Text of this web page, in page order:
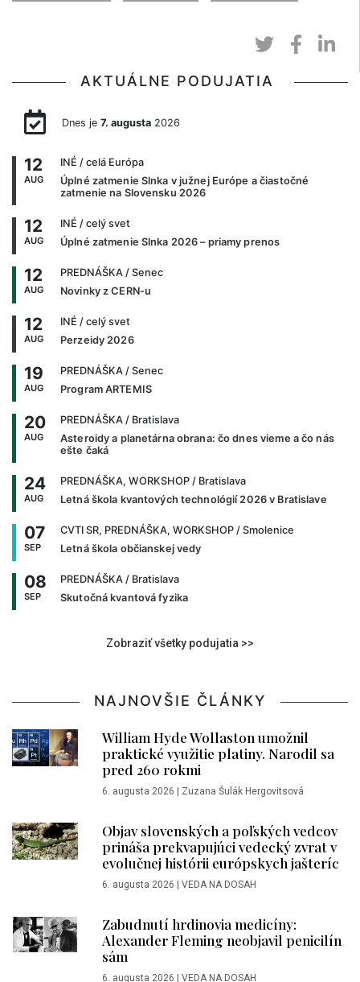
AKTUÁLNE PODUJATIA
Dnes je 7. augusta2026
12
AUG
INÉ / celá Európa
Úplné zatmenie Slnka v južnej Európe a čiastočné
zatmenie na Slovensku 2026
12
AUG
INÉ / celý svet
Úplné zatmenie Slnka 2026 – priamy prenos
12
AUG
PREDNÁŠKA / Senec
Novinky z CERN-u
12
AUG
INÉ / celý svet
Perzeidy 2026
19
AUG
PREDNÁŠKA / Senec
Program ARTEMIS
20
AUG
PREDNÁŠKA / Bratislava
Asteroidy a planetárna obrana: čo dnes vieme a čo nás
ešte čaká
24
AUG
PREDNÁŠKA, WORKSHOP / Bratislava
Letná škola kvantových technológií 2026 v Bratislave
07
SEP
CVTI SR, PREDNÁŠKA, WORKSHOP / Smolenice
Letná škola občianskej vedy
08
SEP
PREDNÁŠKA / Bratislava
Skutočná kvantová fyzika
Zobraziť všetky podujatia >>
NAJNOVŠIE ČLÁNKY
William Hyde Wollaston umožnil
praktické využitie platiny. Narodil sa
pred 260 rokmi
6. augusta 2026 Zuzana Šulák Hergovitsová
Objav slovenských a poľských vedcov
prináša prekvapujúci vedecký zvrat v
evolučnej histórii európskych jašteríc
6. augusta 2026 VEDA NA DOSAH
Zabudnutí hrdinovia medicíny:
Alexander Fleming neobjavil penicilín
sám
6. augusta 2026 VEDA NA DOSAH